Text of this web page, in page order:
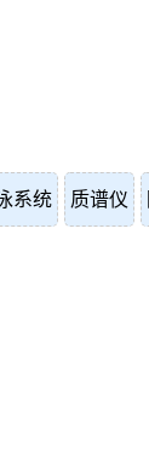
系统 质谱仪